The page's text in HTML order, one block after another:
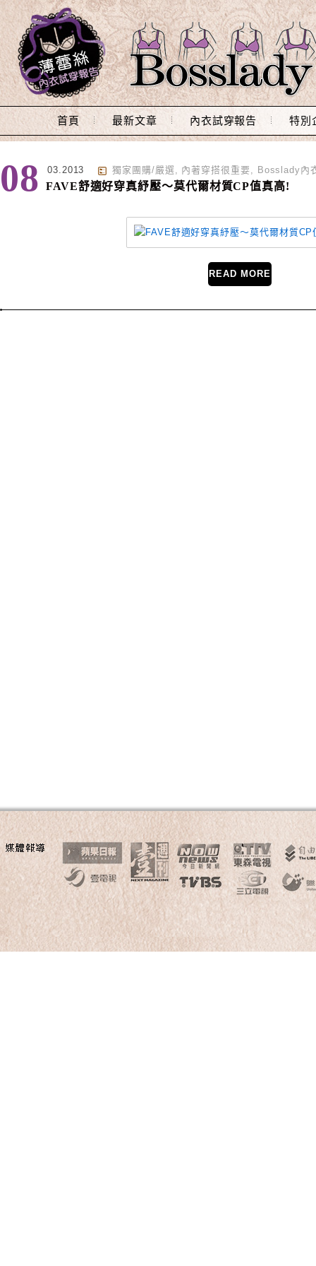
Main Menu
首頁 最新文章 內衣試穿報告 特別
08 03.2013 獨家團購/嚴選, 內著穿搭很重要, Bosslady內
FAVE舒適好穿真紓壓～莫代爾材質CP值真高!
READ MORE